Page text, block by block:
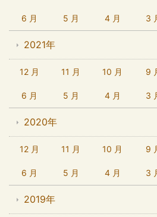
6 月 5 月 4 月 3
2021年
12 月 11 月 10 月 9
6 月 5 月 4 月 3
2020年
12 月 11 月 10 月 9
6 月 5 月 4 月 3
2019年